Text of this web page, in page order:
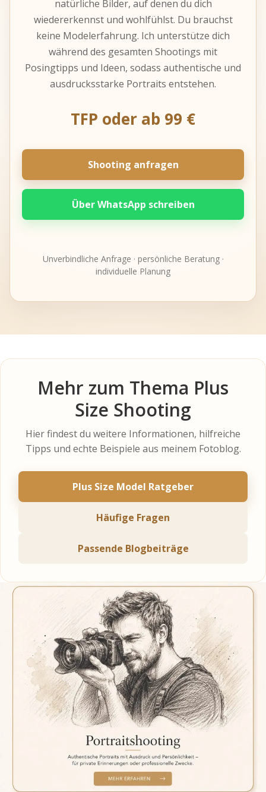
natürliche Bilder, auf denen du dich
wiedererkennst und wohlfühlst. Du brauchst
keine Modelerfahrung. Ich unterstütze dich
während des gesamten Shootings mit
Posingtipps und Ideen, sodass authentische und
ausdrucksstarke Portraits entstehen.
TFP oder ab 99 €
Shooting anfragen
Über WhatsApp schreiben
Unverbindliche Anfrage · persönliche Beratung ·
individuelle Planung
Mehr zum Thema Plus
Size Shooting
Hier findest du weitere Informationen, hilfreiche
Tipps und echte Beispiele aus meinem Fotoblog.
Plus Size Model Ratgeber
Häufige Fragen
Passende Blogbeiträge